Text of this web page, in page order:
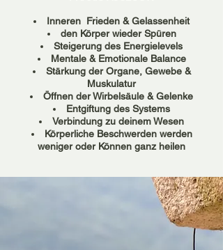
Inneren Frieden & Gelassenheit
den Körper wieder Spüren
Steigerung des Energielevels
Mentale & Emotionale Balance
Stärkung der Organe, Gewebe &
Muskulatur
Öffnen der Wirbelsäule & Gelenke
Entgiftung des Systems
Verbindung zu deinem Wesen
Körperliche Beschwerden werden
weniger oder Können ganz heilen